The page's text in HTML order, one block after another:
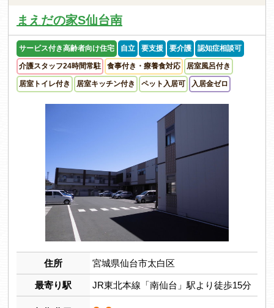
まえだの家S仙台南
サービス付き高齢者向け住宅 自立 要支援 要介護 認知症相談可
介護スタッフ24時間常駐 食事付き・療養食対応 居室風呂付き
居室トイレ付き 居室キッチン付き ペット入居可 入居金ゼロ
住所 宮城県仙台市太白区
最寄り駅 JR東北本線「南仙台」駅より徒歩15分